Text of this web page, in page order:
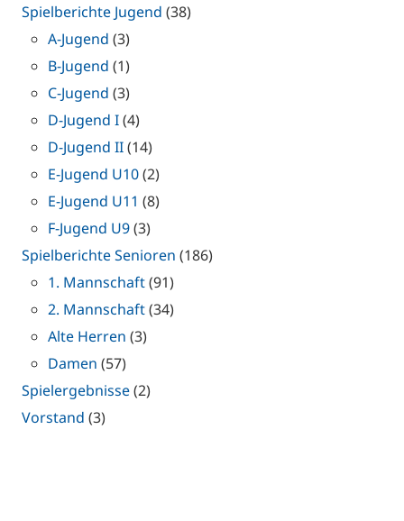
Spielberichte Jugend (38)
A-Jugend (3)
B-Jugend (1)
C-Jugend (3)
D-Jugend I(4)
D-Jugend II(14)
E-Jugend U10(2)
E-Jugend U11 (8)
F-Jugend U9(3)
Spielberichte Senioren (186)
1. Mannschaft(91)
2. Mannschaft(34)
Alte Herren (3)
Damen (57)
Spielergebnisse(2)
Vorstand (3)